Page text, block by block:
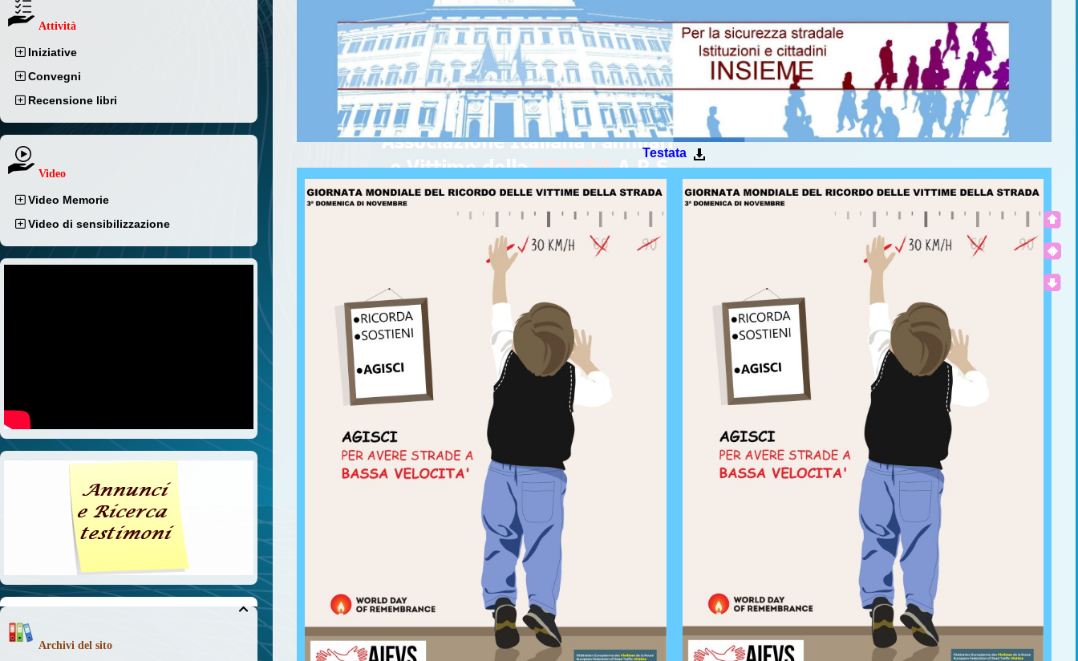
Attività
Iniziative
Convegni
Recensione libri
Video
Video Memorie
Video di sensibilizzazione

Archivi del sito
Testata